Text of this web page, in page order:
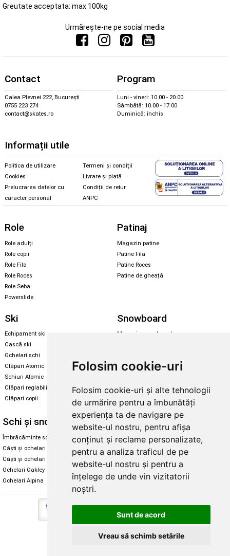
Folosim cookie-uri
Folosim cookie-uri și alte tehnologii
de urmărire pentru a îmbunătăți
experiența ta de navigare pe
website-ul nostru, pentru afișa
conținut și reclame personalizate,
pentru a analiza traficul de pe
website-ul nostru și pentru a
înțelege de unde vin vizitatorii
noștri.
Sunt de acord
Vreau să schimb setările
Greutate acceptata: max 100kg
Urmărește-ne pe social media
Contact
Calea Plevnei 222, București
0755 223 274
contact@skates.ro
Program
Luni - vineri: 10.00 - 20.00
Sâmbătă: 10.00 - 17.00
Duminică: închis
Informații utile
Politica de utilizare
Cookies
Prelucrarea datelor cu
caracter personal
Termeni și condiții
Livrare și plată
Condiții de retur
ANPC
Role
Role adulți
Role copii
Role Fila
Role Roces
Role Seba
Powerslide
Patinaj
Magazin patine
Patine Fila
Patine Roces
Patine de gheață
Ski
Echipament ski
Cască ski
Ochelari schi
Clăpari Atomic
Schiuri Atomic
Clăpari reglabili
Clăpari copii
Snowboard
Magazin snowboard
Santa Cruz
Enuff Skateboards
Schi și snowboard
Îmbrăcăminte schi și snowboard
Căști și ochelari de iarnă
Căști și ochelari Alpina
Ochelari Oakley
Ochelari Alpina
Diverse
Cum aleg rolele
Cum aleg ochelarii
Ochelari de soare Alpina
Intretinere manusi
Copyright © 2026 Skates.ro | SC Zmart Skating SRL